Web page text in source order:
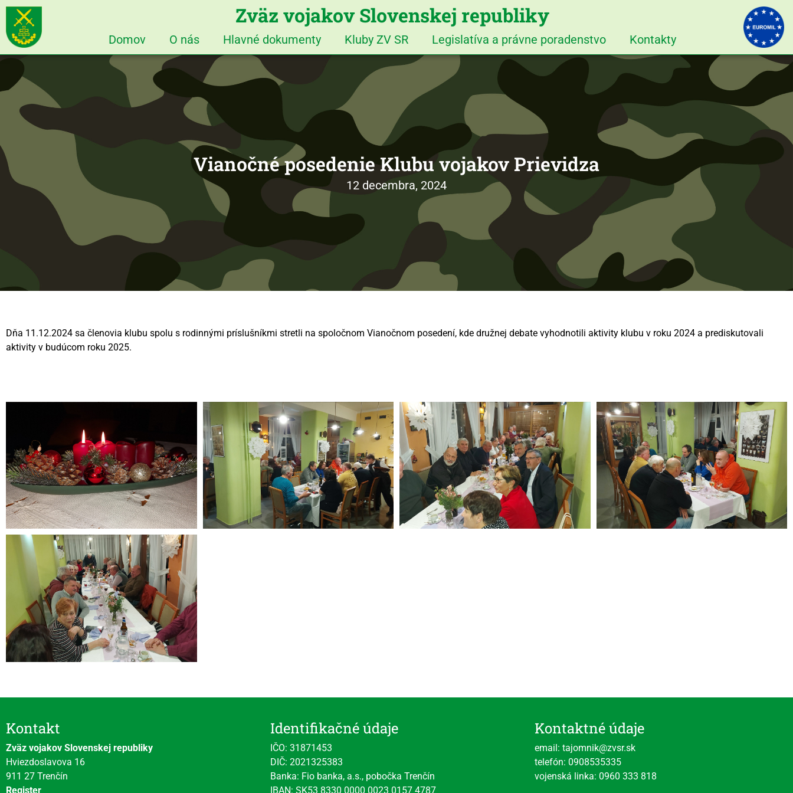
Zväz vojakov Slovenskej republiky
Domov O nás Hlavné dokumenty Kluby ZV SR Legislatíva a právne poradenstvo Kontakty
Vianočné posedenie Klubu vojakov Prievidza
12 decembra, 2024
Dňa 11.12.2024 sa členovia klubu spolu s rodinnými príslušníkmi stretli na spoločnom Vianočnom posedení, kde družnej debate vyhodnotili aktivity klubu v roku 2024 a prediskutovali
aktivity v budúcom roku 2025.
Kontakt
Zväz vojakov Slovenskej republiky
Hviezdoslavova 16
911 27 Trenčín
Register
Identifikačné údaje
IČO: 31871453
DIČ: 2021325383
Banka: Fio banka, a.s., pobočka Trenčín
IBAN: SK53 8330 0000 0023 0157 4787
Kontaktné údaje
email: tajomnik@zvsr.sk
telefón: 0908535335
vojenská linka: 0960 333 818